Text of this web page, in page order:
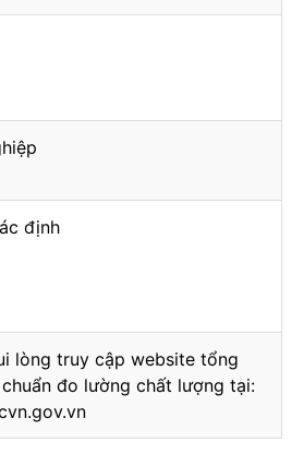
định
lòng truy cập website tổng
đo lường chất lượng tại: